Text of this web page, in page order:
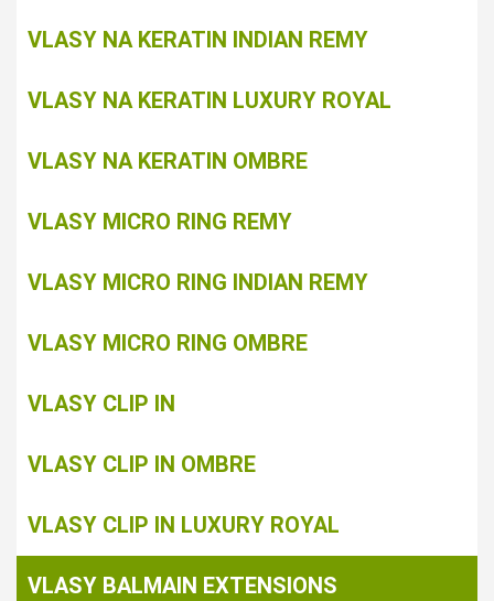
VLASY NA KERATIN INDIAN REMY
VLASY NA KERATIN LUXURY ROYAL
VLASY NA KERATIN OMBRE
VLASY MICRO RING REMY
VLASY MICRO RING INDIAN REMY
VLASY MICRO RING OMBRE
VLASY CLIP IN
VLASY CLIP IN OMBRE
VLASY CLIP IN LUXURY ROYAL
VLASY BALMAIN EXTENSIONS